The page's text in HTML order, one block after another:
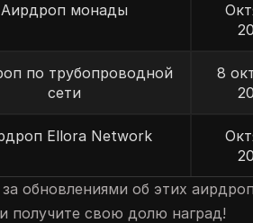
Аирдроп монады
по трубопроводной
сети
8
Ellora Network
обновлениями об этих
получите свою долю наград!